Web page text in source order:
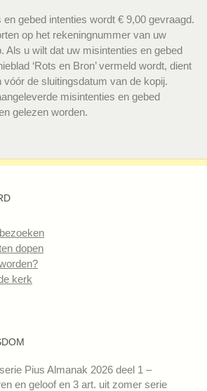
gebed intenties wordt € 9,00 gevraagd.
op het rekeningnummer van uw
Als u wilt dat uw misintenties en gebed
‘Rots en Bron’ vermeld wordt, dient
vóór de sluitingsdatum van de kopij.
misintenties en gebed
gelezen worden.
dopen
kerk
Pius Almanak 2026 deel 1 –
en geloof en 3 art. uit zomer serie